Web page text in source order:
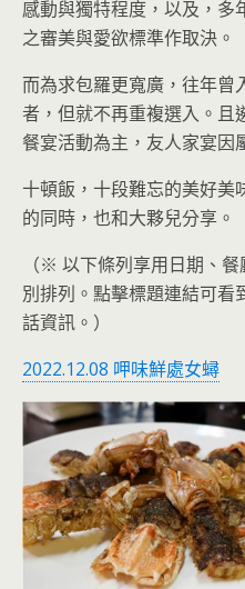
感動與獨特程度，以及，多
之審美與愛欲標準作取決。
而為求包羅更寬廣，往年曾
者，但就不再重複選入。且
餐宴活動為主，友人家宴因
十頓飯，十段難忘的美好美
的同時，也和大夥兒分享。
（※ 以下條列享用日期、
別排列。點擊標題連結可看
話資訊。）
2022.12.08 呷味鮮處女蟳